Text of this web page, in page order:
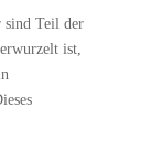
sind Teil der
ist,